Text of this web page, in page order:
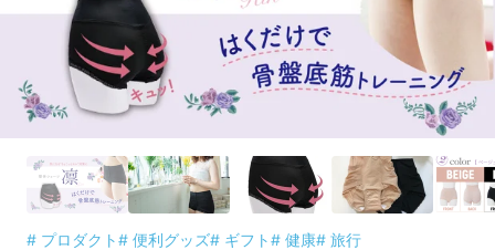
# プロダクト# 便利グッズ# ギフト# 健康# 旅行